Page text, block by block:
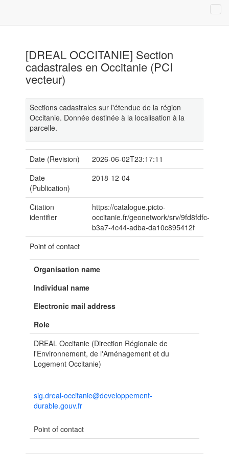
[DREAL OCCITANIE] Section
cadastrales en Occitanie (PCI
vecteur)
Sections cadastrales sur l'étendue de la région
Occitanie. Donnée destinée à la localisation à la
parcelle.
Date (Revision)
2026-06-02T23:17:11
Date
(Publication)
2018-12-04
Citation
identifier
https://catalogue.picto-
occitanie.fr/geonetwork/srv/9fd8fdfc-
b3a7-4c44-adba-da10c895412f
Point of contact
Organisation name
Individual name
Electronic mail address
Role
DREAL Occitanie (Direction Régionale de
l'Environnement, de l'Aménagement et du
Logement Occitanie)
sig.dreal-occitanie@developpement-
durable.gouv.fr
Point of contact